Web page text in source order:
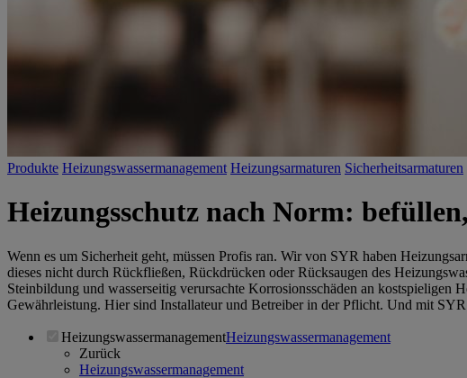
Produkte Heizungswassermanagement Heizungsarmaturen Sicherheitsarmaturen
Heizungsschutz nach Norm:
Wenn es um Sicherheit geht, müssen Profis ran. Wir von SYR haben
dieses nicht durch Rückfließen, Rückdrücken oder Rücksaugen des
Steinbildung und wasserseitig verursachte Korrosionsschäden an kostspieligen
Gewährleistung. Hier sind Installateur und Betreiber in der Pflicht. Und mit SYR
HeizungswassermanagementHeizungswassermanagement
Zurück
Heizungswassermanagement